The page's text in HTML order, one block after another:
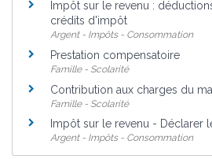
Impôt sur le revenu :
crédits d'impôt
Argent - Impôts - Consommation
Prestation compensatoire
Famille - Scolarité
Contribution aux charges du
Famille - Scolarité
Impôt sur le revenu - Déclarer
Argent - Impôts - Consommation